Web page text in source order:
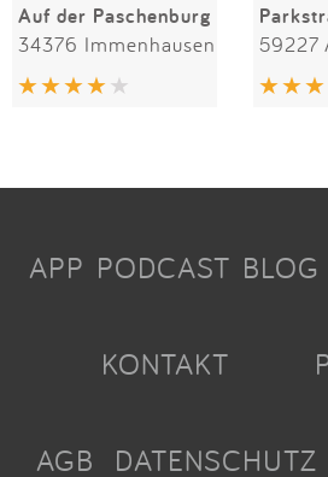
Auf der Paschenburg
34376 Immenhausen 59227
APP PODCAST BLOG
KONTAKT
AGB DATENSCHUTZ